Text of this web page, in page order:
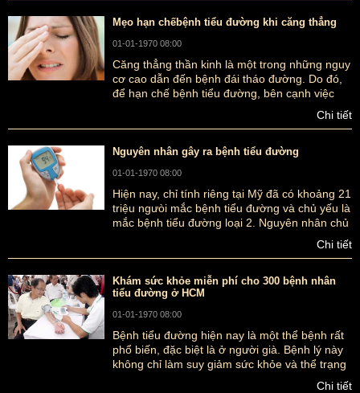
trong bài viết dưới đây của ancungnguu.com
Mẹo hạn chếbệnh tiểu đường khi căng thẳng
01-01-1970 08:00
Căng thẳng thần kinh là một trong những nguy
cơ cao dẫn đến bệnh đái tháo đường. Do đó,
để hạn chế bệnh tiểu đường, bên cạnh việc
cũng phải luôn giữ cho mình một tinh thần
Chi tiết
Nguyên nhân gây ra bệnh tiểu đường
01-01-1970 08:00
Hiện nay, chỉ tính riêng tại Mỹ đã có khoảng 21
triệu ngưòi mắc bệnh tiểu đường và chủ yếu là
mắc bệnh tiểu đường loại 2. Nguyên nhân chủ
đường chủ yếu là béo phì. Vậy đâu là gguyên
Chi tiết
Khám sức khỏe miễn phí cho 300 bệnh nhân
tiểu đường ở HCM
01-01-1970 08:00
Bệnh tiểu đường hiện nay là một thể bệnh rất
phổ biến, đặc biệt là ở người già. Bệnh lý này
không chỉ làm suy giảm sức khỏe và thể trạng
Chi tiết